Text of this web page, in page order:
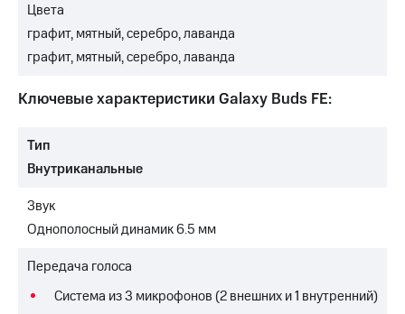
Цвета
графит, мятный, серебро, лаванда
графит, мятный, серебро, лаванда
Ключевые характеристики Galaxy Buds FE:
Тип
Внутриканальные
Звук
Однополосный динамик 6.5 мм
Передача голоса
Система из 3 микрофонов (2 внешних и 1 внутренний)